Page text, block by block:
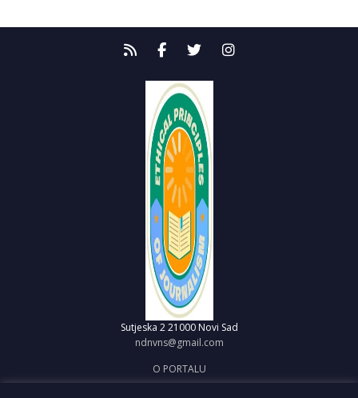
Sutjeska 2 21000 Novi Sad
ndnvns@gmail.com
O PORTALU